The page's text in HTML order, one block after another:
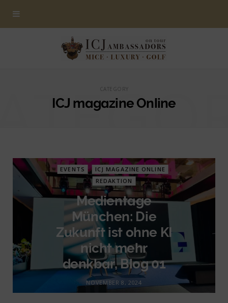
CATEGORY
ICJ magazine Online
EVENTS
ICJ MAGAZINE ONLINE
REDAKTION
Medientage
München: Die
Zukunft ist ohne KI
nicht mehr
denkbar, Blog 01
NOVEMBER 8, 2024